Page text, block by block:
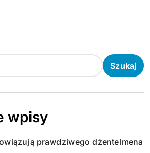
Szukaj
wpisy
prawdziwego dżentelmena